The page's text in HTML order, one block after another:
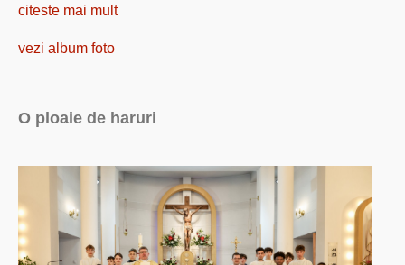
citeste mai mult
vezi album foto
O ploaie de haruri